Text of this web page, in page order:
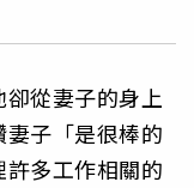
從妻子的身上
子「是很棒的
多工作相關的